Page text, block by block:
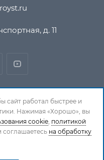
д. 11
права защищены. При
на страницу-
сайт работал быстрее и
Нажимая «Хорошо», вы
cookie, политикой
соглашаетесь на обработку